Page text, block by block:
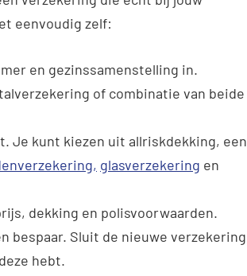
eenvoudig zelf:
en gezinssamenstelling in.
of combinatie van beide
Je kunt kiezen uit allriskdekking, een
glasverzekering en
dekking en polisvoorwaarden.
bespaar. Sluit de nieuwe verzekering
hebt.